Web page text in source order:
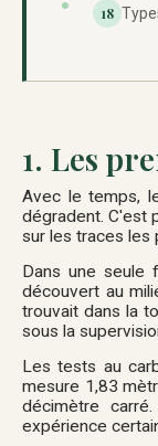
18
1. Les
Avec le temps,
dégradent. C'est
sur les traces les
Dans une seule
découvert au
trouvait dans la
sous la
Les tests au
mesure 1,83
décimètre
expérience